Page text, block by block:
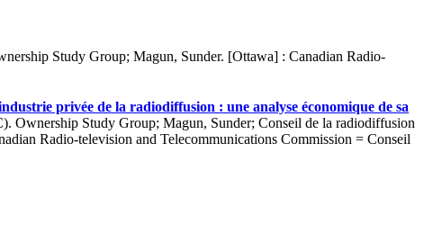
Study Group; Magun, Sunder. [Ottawa] : Canadian Radio-
privée de la radiodiffusion : une analyse économique de sa
Ownership Study Group; Magun, Sunder; Conseil de la radiodiffusion
Radio-television and Telecommunications Commission = Conseil